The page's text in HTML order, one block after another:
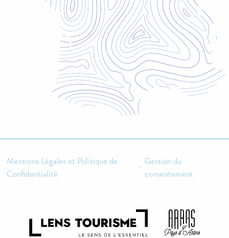
Description
Mentions Légales et Politique de
Confidentialité
- Gestion du
consentement